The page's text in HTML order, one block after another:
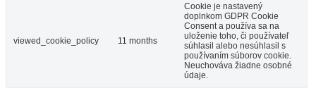
viewed_cookie_policy 11 months
Cookie je nastavený
doplnkom GDPR Cookie
Consent a používa sa na
uloženie toho, či používateľ
súhlasil alebo nesúhlasil s
používaním súborov cookie.
Neuchováva žiadne osobné
údaje.